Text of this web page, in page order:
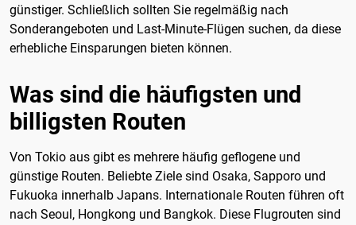
günstiger. Schließlich sollten Sie regelmäßig nach
Sonderangeboten und Last-Minute-Flügen suchen, da diese
erhebliche Einsparungen bieten können.
Was sind die häufigsten und
billigsten Routen
Von Tokio aus gibt es mehrere häufig geflogene und
günstige Routen. Beliebte Ziele sind Osaka, Sapporo und
Fukuoka innerhalb Japans. Internationale Routen führen oft
nach Seoul, Hongkong und Bangkok. Diese Flugrouten sind